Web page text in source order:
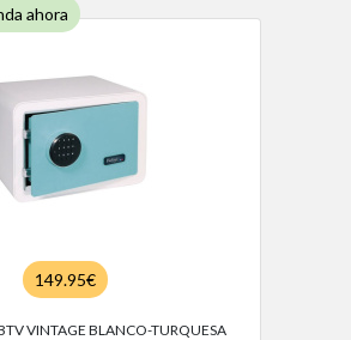
ahora
149.95€
VINTAGE BLANCO-TURQUESA